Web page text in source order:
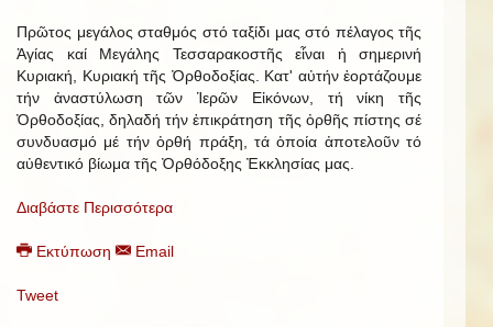
Πρῶτος μεγάλος σταθμός στό ταξίδι μας στό πέλαγος τῆς
Ἁγίας καί Μεγάλης Τεσσαρακοστῆς εἶναι ἡ σημερινή
Κυριακή, Κυριακή τῆς Ὀρθοδοξίας. Κατ' αὐτήν ἑορτάζουμε
τήν ἀναστύλωση τῶν Ἱερῶν Εἰκόνων, τή νίκη τῆς
Ὀρθοδοξίας, δηλαδή τήν ἐπικράτηση τῆς ὀρθῆς πίστης σέ
συνδυασμό μέ τήν ὀρθή πράξη, τά ὁποία ἀποτελοῦν τό
αὐθεντικό βίωμα τῆς Ὀρθόδοξης Ἐκκλησίας μας.
Διαβάστε Περισσότερα
Εκτύπωση Email
Tweet